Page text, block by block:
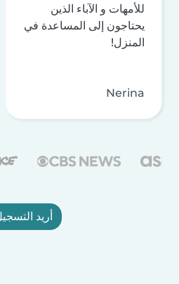
للأمهات و الآباء الذين
يحتاجون إلى المساعدة في
المنزل!
Nerina
أريد